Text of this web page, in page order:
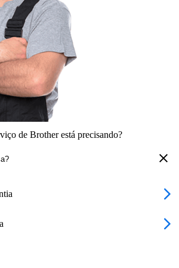
de Brother está precisando?